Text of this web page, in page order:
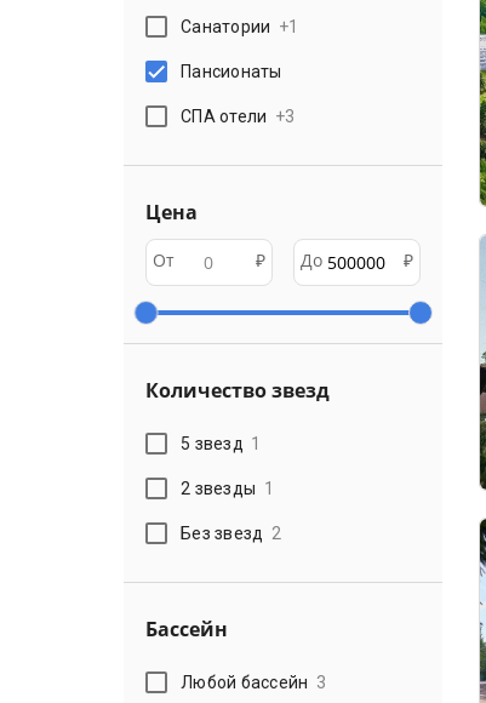
Санатории +1
Пансионаты
СПА отели +3
Цена
От ₽ До ₽
Количество звезд
5 звезд 1
2 звезды 1
Без звезд 2
Бассейн
Любой бассейн 3